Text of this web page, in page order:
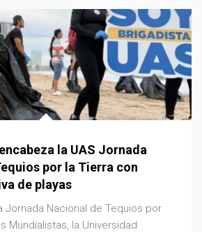
la UAS Jornada
por la Tierra con
de playas
Jornada Nacional de Tequios por
Mundialistas, la Universidad